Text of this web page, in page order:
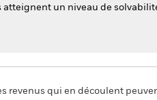
atteignent un niveau de
revenus qui en découlent